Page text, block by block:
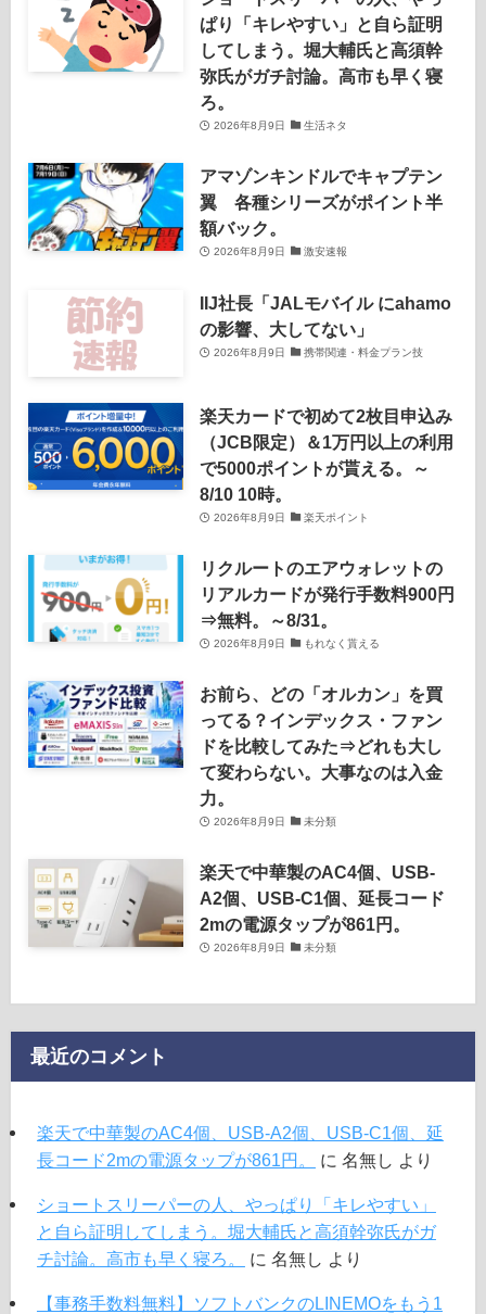
ぱり「キレやすい」と自ら証明
してしまう。堀大輔氏と高須幹
弥氏がガチ討論。高市も早く寝
ろ。
2026年8月9日 生活ネタ
アマゾンキンドルでキャプテン
翼 各種シリーズがポイント半
額バック。
2026年8月9日 激安速報
IIJ社長「JALモバイル にahamo
の影響、大してない」
2026年8月9日 携帯関連・料金プラン技
楽天カードで初めて2枚目申込み
（JCB限定）＆1万円以上の利用
で5000ポイントが貰える。～
8/10 10時。
2026年8月9日 楽天ポイント
リクルートのエアウォレットの
リアルカードが発行手数料900円
⇒無料。～8/31。
2026年8月9日 もれなく貰える
お前ら、どの「オルカン」を買
ってる？インデックス・ファン
ドを比較してみた⇒どれも大し
て変わらない。大事なのは入金
力。
2026年8月9日 未分類
楽天で中華製のAC4個、USB-
A2個、USB-C1個、延長コード
2mの電源タップが861円。
2026年8月9日 未分類
最近のコメント
楽天で中華製のAC4個、USB-A2個、USB-C1個、延
長コード2mの電源タップが861円。
に 名無し より
ショートスリーパーの人、やっぱり「キレやすい」
と自ら証明してしまう。堀大輔氏と高須幹弥氏がガ
チ討論。高市も早く寝ろ。
に 名無し より
【事務手数料無料】ソフトバンクのLINEMOをもう1